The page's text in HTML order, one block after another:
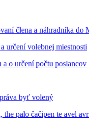
člena a náhradníka
určení volebnej miestnosti
o určení počtu poslancov
byť volený
palo čačipen te avel